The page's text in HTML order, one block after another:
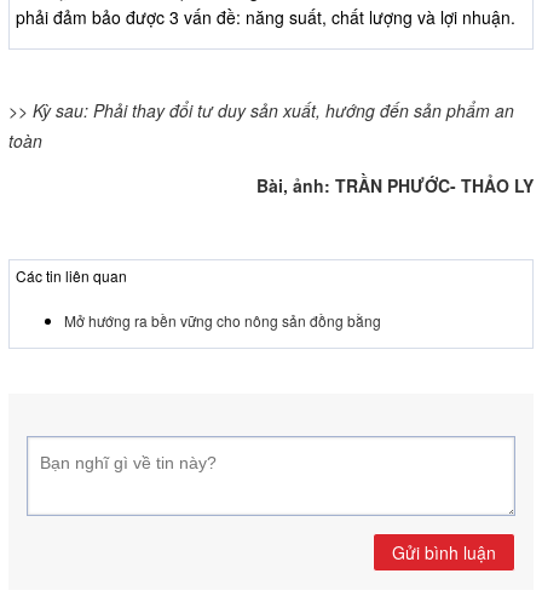
Ông Nguyễn Phương Lam- Phó Giám đốc phụ trách VCCI Cần
phẩm nông nghiệp có chất lượng cao, phần lớn vẫn là sản xuất
thô, cung ứng đại trà ở phân khúc trung bình. Một số doanh
thương hiệu riêng... nhưng vẫn rất ít.
Sản xuất theo hướng an toàn vệ sinh thực phẩm là xu thế phát
huy hiệu quả và nhân rộng mô hình cần có sự chung tay của các
đơn vị, cá nhân liên quan trong chuỗi liên kết sản xuất “4 nhà” và
>> Kỳ sau:Phải thay đổi tư duy sản xuất, hướng đến sản phẩm an
Bài, ảnh: TRẦN PHƯỚC- THẢO LY